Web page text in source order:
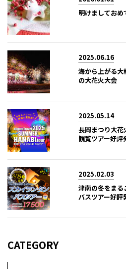
明けましておめ
2025.06.16
海から上がる
の大花火大会
2025.05.14
長岡まつり大
観覧ツアー好評
2025.02.03
津南の冬をま
バスツアー好評
CATEGORY